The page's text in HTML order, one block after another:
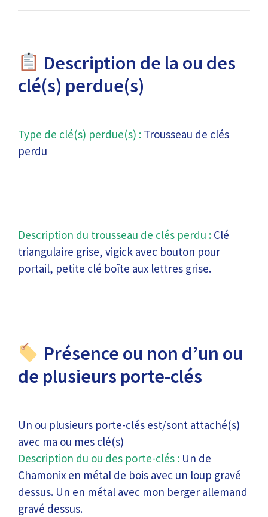
Description de la ou des
clé(s) perdue(s)
Type de clé(s) perdue(s) : Trousseau de clés
perdu
Description du trousseau de clés perdu : Clé
triangulaire grise, vigick avec bouton pour
portail, petite clé boîte aux lettres grise.
Présence ou non d’un ou
de plusieurs porte-clés
Un ou plusieurs porte-clés est/sont attaché(s)
avec ma ou mes clé(s)
Description du ou des porte-clés : Un de
Chamonix en métal de bois avec un loup gravé
dessus. Un en métal avec mon berger allemand
gravé dessus.